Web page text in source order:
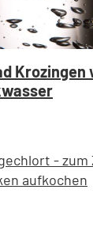
Krozingen
-
aufkochen